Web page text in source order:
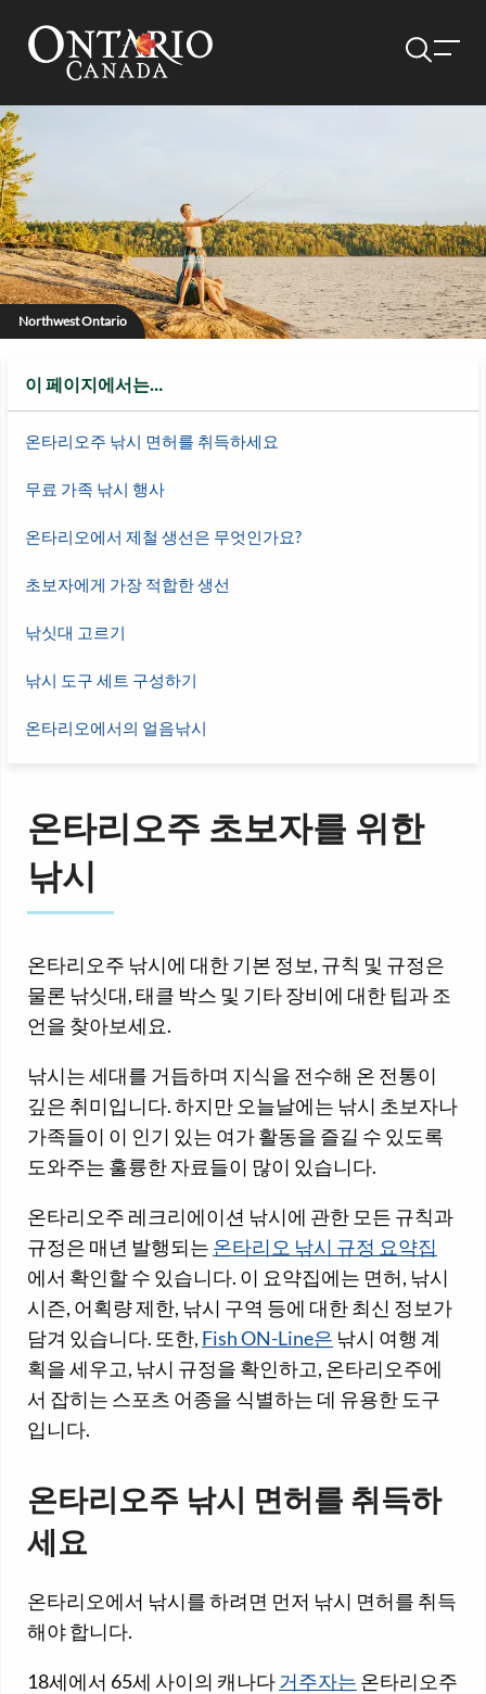
Northwest Ontario
이 페이지에서는…
온타리오주 낚시 면허를 취득하세요
무료 가족 낚시 행사
온타리오에서 제철 생선은 무엇인가요?
초보자에게 가장 적합한 생선
낚싯대 고르기
낚시 도구 세트 구성하기
온타리오에서의 얼음낚시
온타리오주 초보자를 위한
낚시
온타리오주 낚시에 대한 기본 정보, 규칙 및 규정은
물론 낚싯대, 태클 박스 및 기타 장비에 대한 팁과 조
언을 찾아보세요.
낚시는 세대를 거듭하며 지식을 전수해 온 전통이
깊은 취미입니다. 하지만 오늘날에는 낚시 초보자나
가족들이 이 인기 있는 여가 활동을 즐길 수 있도록
도와주는 훌륭한 자료들이 많이 있습니다.
온타리오주 레크리에이션 낚시에 관한 모든 규칙과
규정은 매년 발행되는 온타리오 낚시 규정 요약집
에서 확인할 수 있습니다. 이 요약집에는 면허, 낚시
시즌, 어획량 제한, 낚시 구역 등에 대한 최신 정보가
담겨 있습니다. 또한, Fish ON-Line은 낚시 여행 계
획을 세우고, 낚시 규정을 확인하고, 온타리오주에
서 잡히는 스포츠 어종을 식별하는 데 유용한 도구
입니다.
온타리오주 낚시 면허를 취득하
세요
온타리오에서 낚시를 하려면 먼저 낚시 면허를 취득
해야 합니다.
18세에서 65세 사이의 캐나다거주자는 온타리오주